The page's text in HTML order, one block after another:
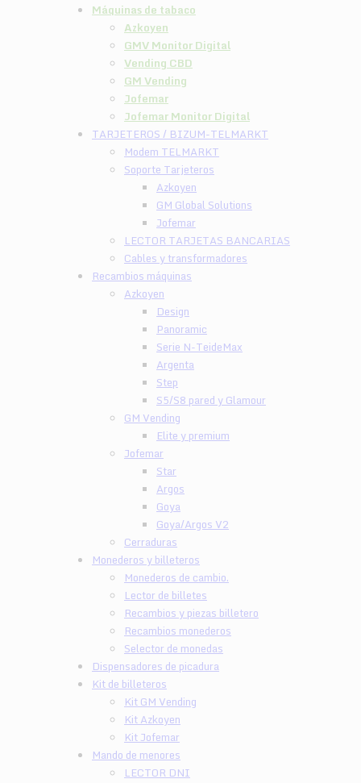
Máquinas de tabaco
Azkoyen
GMV Monitor Digital
Vending CBD
GM Vending
Jofemar
Jofemar Monitor Digital
TARJETEROS / BIZUM-TELMARKT
Modem TELMARKT
Soporte Tarjeteros
Azkoyen
GM Global Solutions
Jofemar
LECTOR TARJETAS BANCARIAS
Cables y transformadores
Recambios máquinas
Azkoyen
Design
Panoramic
Serie N-TeideMax
Argenta
Step
S5/S8 pared y Glamour
GM Vending
Elite y premium
Jofemar
Star
Argos
Goya
Goya/Argos V2
Cerraduras
Monederos y billeteros
Monederos de cambio.
Lector de billetes
Recambios y piezas billetero
Recambios monederos
Selector de monedas
Dispensadores de picadura
Kit de billeteros
Kit GM Vending
Kit Azkoyen
Kit Jofemar
Mando de menores
LECTOR DNI